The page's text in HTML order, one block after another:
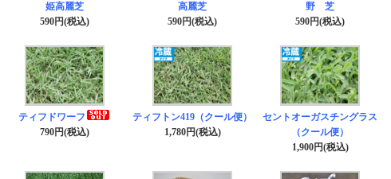
姫高麗芝
590円(税込)
高麗芝
590円(税込)
野 芝
590円(税込)
ティフドワーフ
790円(税込)
ティフトン419（クール便）
1,780円(税込)
セントオーガスチングラス
（クール便）
1,900円(税込)